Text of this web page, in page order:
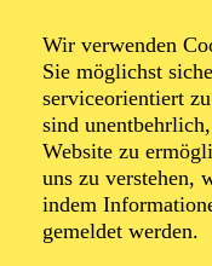
Wir verwenden
Sie möglichst
serviceorientiert
sind
Website zu
uns zu verstehen,
indem
gemeldet werden.
Foto: Benne Ochs